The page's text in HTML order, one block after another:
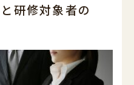
研修対象者の